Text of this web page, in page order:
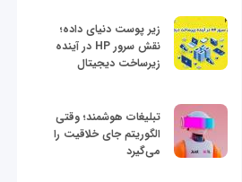
زیر پوست دنیای داده؛
نقش سرور HP در آینده
زیرساخت دیجیتال
تبلیغات هوشمند؛ وقتی
الگوریتم جای خلاقیت را
می‌گیرد